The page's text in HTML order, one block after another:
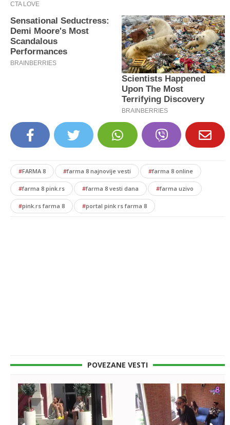
#FARMA 8 #farma 8 najnovije vesti #farma 8 online
#farma 8 pink.rs #farma 8 vesti dana #farma uzivo
#pink.rs farma 8 #portal pink rs farma 8
POVEZANE VESTI